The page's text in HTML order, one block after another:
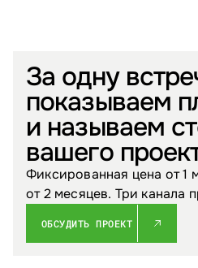
За одну
показываем
и называем
вашего
Фиксированная цена от 1
от 2 месяцев. Три канала
ОБСУДИТЬ ПРОЕКТ